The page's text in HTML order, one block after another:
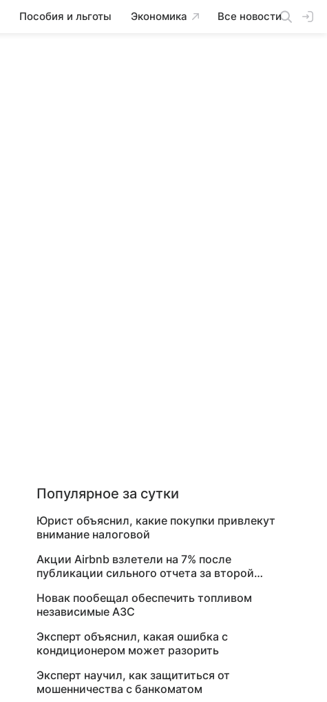
Пособия и льготы Экономика Все новости
Популярное за сутки
Юрист объяснил, какие покупки привлекут
внимание налоговой
Акции Airbnb взлетели на 7% после
публикации сильного отчета за второй
Новак пообещал обеспечить топливом
независимые АЗС
Эксперт объяснил, какая ошибка с
кондиционером может разорить
Эксперт научил, как защититься от
мошенничества с банкоматом